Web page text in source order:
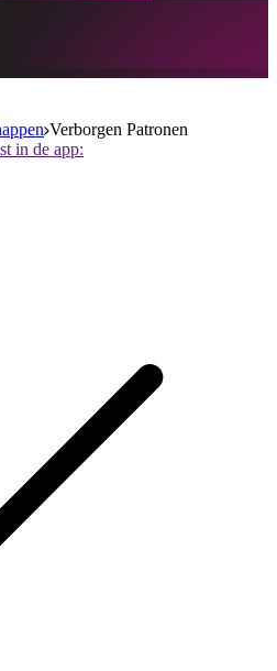
Verborgen Patronen
in de app: